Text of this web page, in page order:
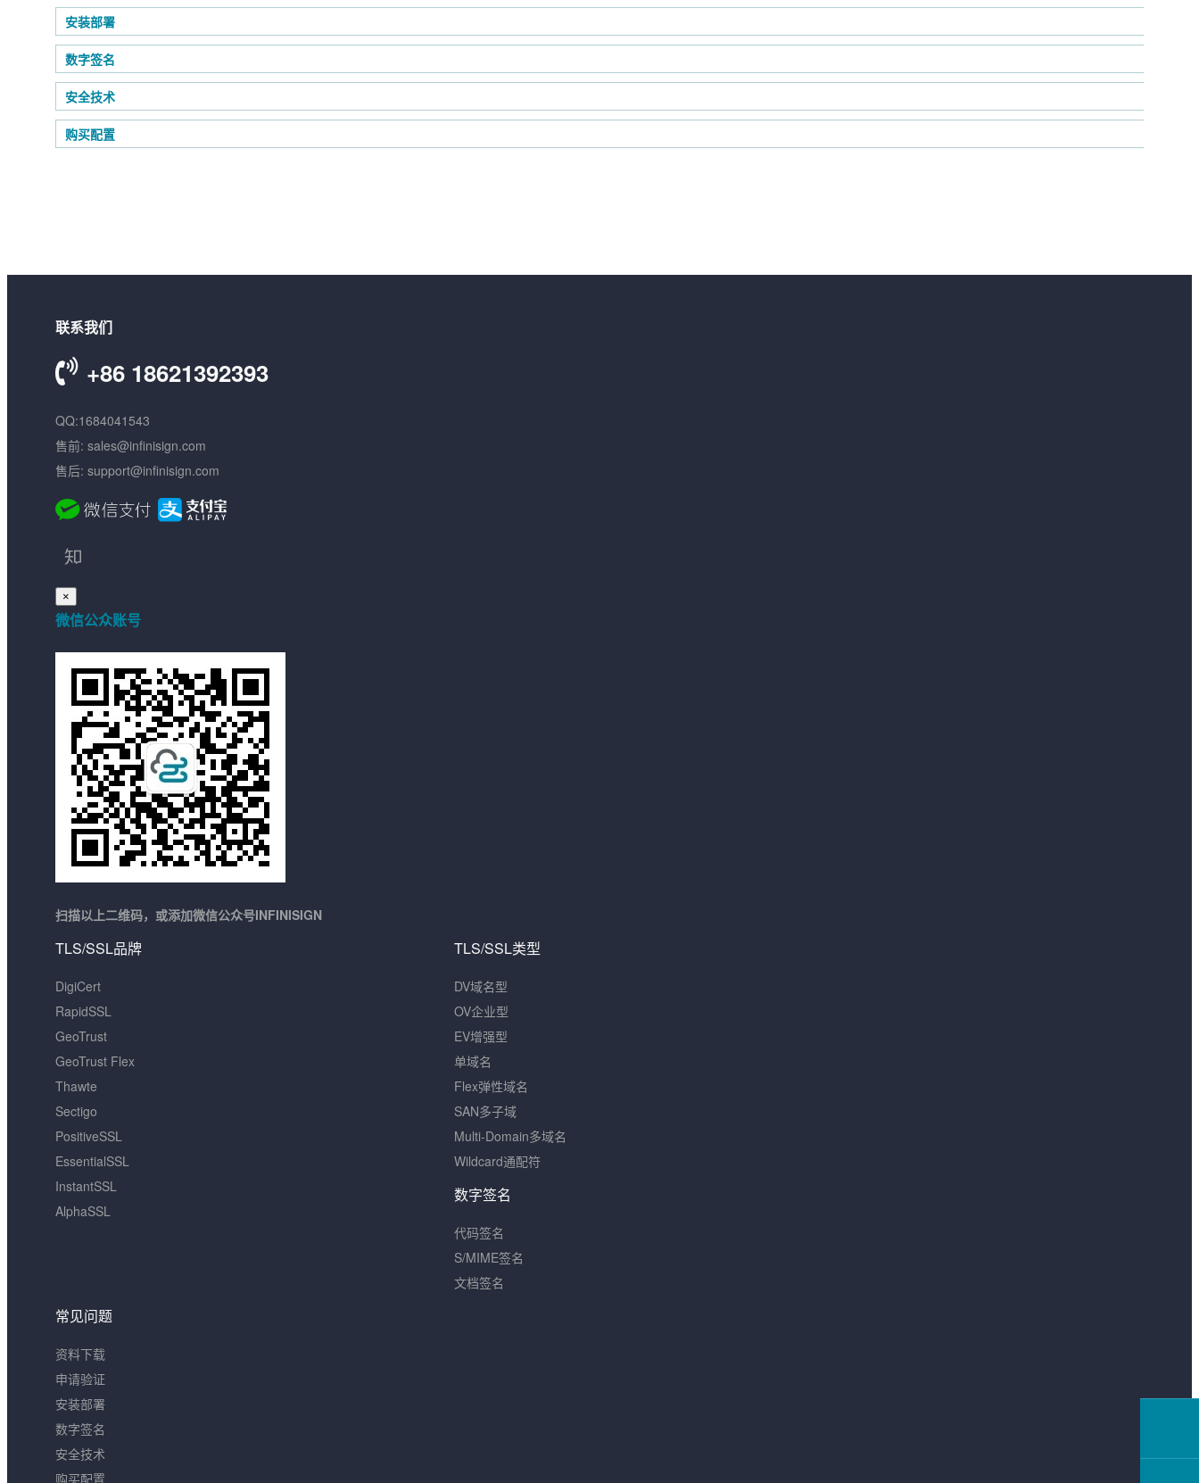
安装部署
数字签名
安全技术
购买配置
联系我们
+86 18621392393
QQ:1684041543
售前: sales@infinisign.com
售后: support@infinisign.com
×
微信公众账号
扫描以上二维码，或添加微信公众号INFINISIGN
TLS/SSL品牌
DigiCert
RapidSSL
GeoTrust
GeoTrust Flex
Thawte
Sectigo
PositiveSSL
EssentialSSL
InstantSSL
AlphaSSL
TLS/SSL类型
DV域名型
OV企业型
EV增强型
单域名
Flex弹性域名
SAN多子域
Multi-Domain多域名
Wildcard通配符
数字签名
代码签名
S/MIME签名
文档签名
常见问题
资料下载
申请验证
安装部署
数字签名
安全技术
购买配置